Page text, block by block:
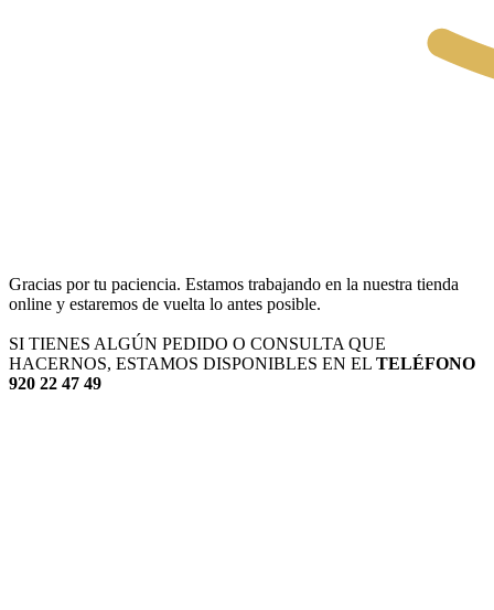
Gracias por tu paciencia. Estamos trabajando en la nuestra tienda
online y estaremos de vuelta lo antes posible.
SI TIENES ALGÚN PEDIDO O CONSULTA QUE
HACERNOS, ESTAMOS DISPONIBLES EN EL TELÉFONO
920 22 47 49